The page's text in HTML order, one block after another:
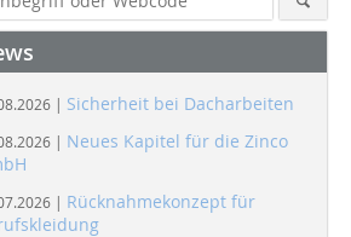
| Sicherheit bei Dacharbeiten
| Neues Kapitel für die Zinco
| Rücknahmekonzept für